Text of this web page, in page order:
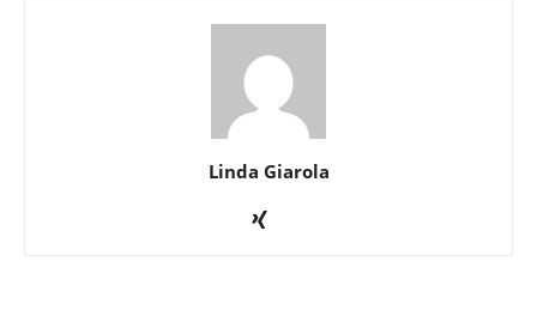
Linda Giarola